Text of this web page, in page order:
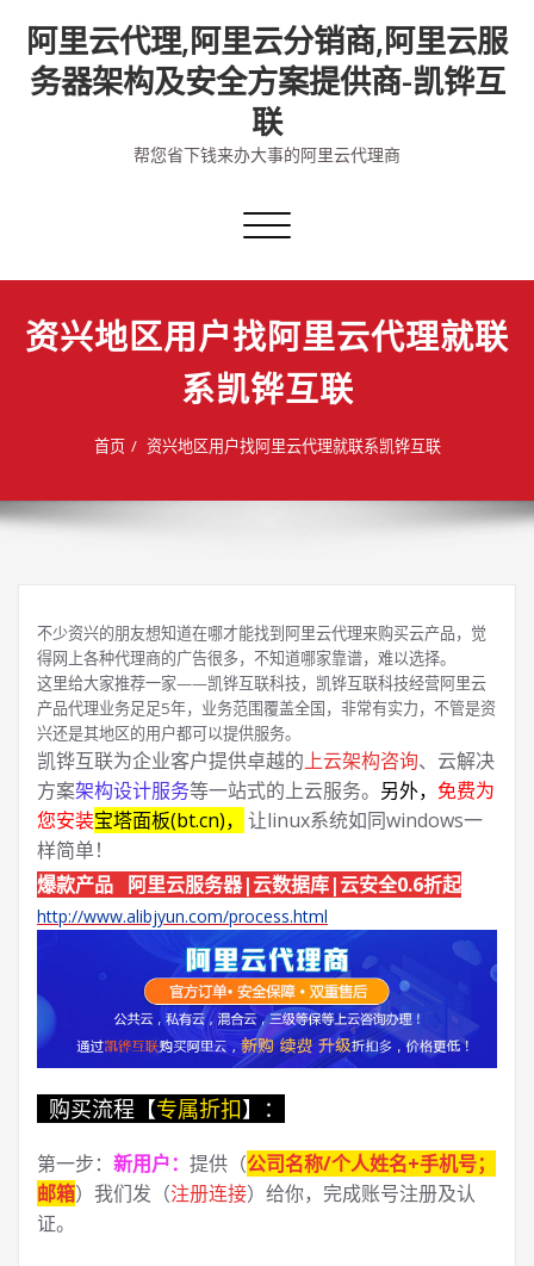
content
阿里云代理,阿里云分销商,阿里云服
务器架构及安全方案提供商-凯铧互
联
帮您省下钱来办大事的阿里云代理商
切
导
资兴地区用户找阿里云代理就联
系凯铧互联
首页 资兴地区用户找阿里云代理就联系凯铧互联
不少资兴的朋友想知道在哪才能找到阿里云代理来购买云产品，觉
得网上各种代理商的广告很多，不知道哪家靠谱，难以选择。
这里给大家推荐一家——凯铧互联科技，凯铧互联科技经营阿里云
产品代理业务足足5年，业务范围覆盖全国，非常有实力，不管是资
兴还是其地区的用户都可以提供服务。
凯铧互联为企业客户提供卓越的上云架构咨询、云解决
方案架构设计服务等一站式的上云服务。 另外， 免费为
您安装宝塔面板(bt.cn)， 让linux系统如同windows一
样简单！
爆款产品 阿里云服务器|云数据库|云安全0.6折起
http://www.alibjyun.com/process.html
购买流程【专属折扣】：
第一步： 新用户： 提供（公司名称/个人姓名+手机号；
邮箱）我们发（注册连接）给你，完成账号注册及认
证。